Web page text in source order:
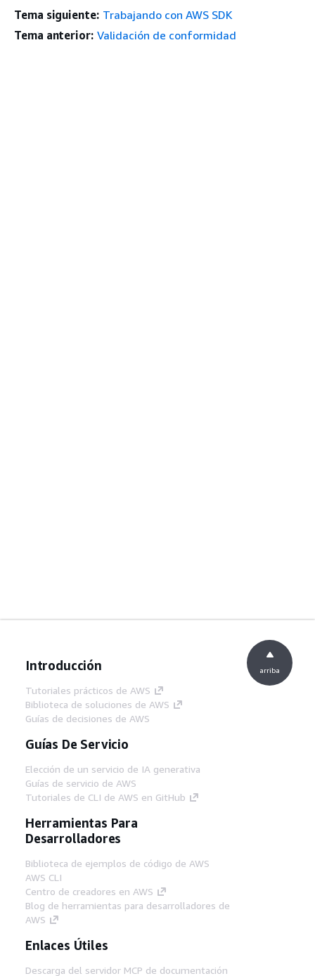
Tema siguiente: Trabajando con AWS SDK
Tema anterior: Validación de conformidad
Introducción
Tutoriales prácticos de AWS
Biblioteca de soluciones de AWS
Guías de decisiones de AWS
Guías De Servicio
Elección de un servicio de IA generativa
Guías de servicio de AWS
Tutoriales de CLI de AWS en GitHub
Herramientas Para
Desarrolladores
Biblioteca de ejemplos de código de AWS
AWS CLI
Centro de creadores en AWS
Blog de herramientas para desarrolladores de
AWS
Enlaces Útiles
Descarga del servidor MCP de documentación
arriba